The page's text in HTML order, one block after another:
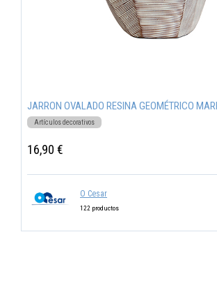
JARRON OVALADO RESINA GEOMÉTRICO
Artículos decorativos
16,90 €
O Cesar
122 productos